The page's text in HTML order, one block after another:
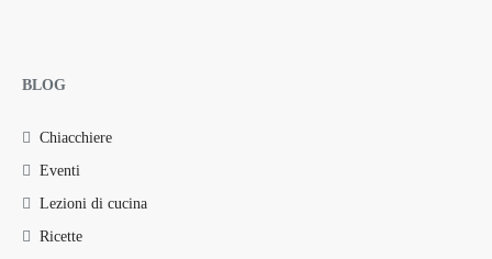
BLOG
Chiacchiere
Eventi
Lezioni di cucina
Ricette